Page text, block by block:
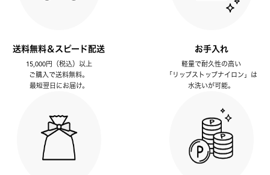
送料無料＆スピード配送
15,000円（税込）以上
ご購入で送料無料。
最短翌日にお届け。
お手入れ
軽量で耐久性の高い
「リップストップナイロン」は
水洗いが可能。